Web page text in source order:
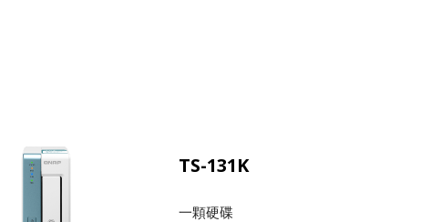
TS-131K
一顆硬碟